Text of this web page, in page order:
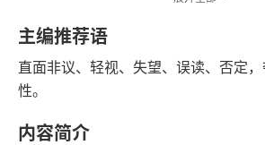
87千字
字数
主编推荐语
直面非议、轻视、失望、误读、否定
性。
内容简介